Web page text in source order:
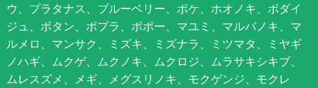
ウ、プラタナス、ブルーベリー、ボケ、ホオノキ、ボダイ
ジュ、ボタン、ポプラ、ポポー、マユミ、マルバノキ、マ
ルメロ、マンサク、ミズキ、ミズナラ、ミツマタ、ミヤギ
ノハギ、ムクゲ、ムクノキ、ムクロジ、ムラサキシキブ、
ムレスズメ、メギ、メグスリノキ、モクゲンジ、モクレ